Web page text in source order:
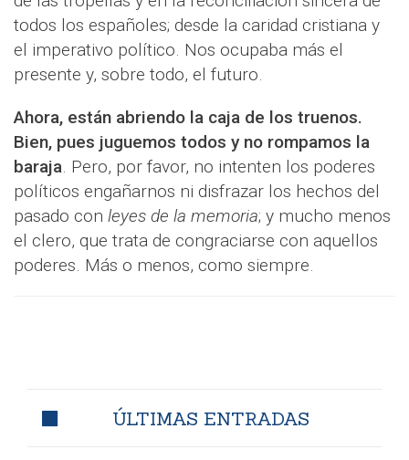
todos los españoles; desde la caridad cristiana y
el imperativo político. Nos ocupaba más el
presente y, sobre todo, el futuro.
Ahora, están abriendo la caja de los truenos.
Bien, pues juguemos todos y no rompamos la
baraja. Pero, por favor, no intenten los poderes
políticos engañarnos ni disfrazar los hechos del
pasado con leyes de la memoria; y mucho menos
el clero, que trata de congraciarse con aquellos
poderes. Más o menos, como siempre.
ÚLTIMAS ENTRADAS